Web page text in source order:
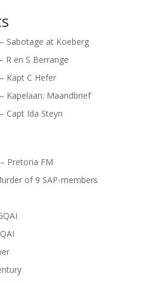
Sabotage at Koeberg
R en S Berrange
Kapt C Hefer
Kapelaan: Maandbrief
Capt Ida Steyn
Pretoria FM
of 9 SAP-members